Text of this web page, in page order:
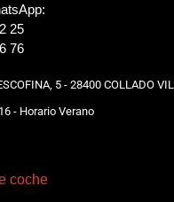
25
76
5 - 28400 COLLADO
- Horario Verano
coche